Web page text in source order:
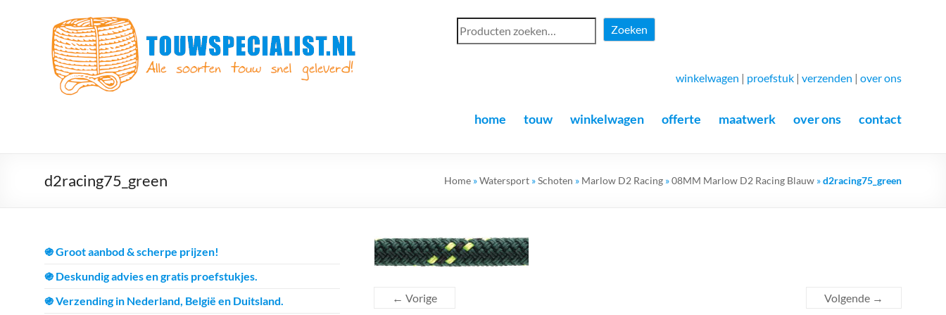
Touwspecialist.nl
Touwspecialist.nl,
het
adres
en
goed
Zoeken
winkelwagen | proefstuk | verzenden | over ons
home touw winkelwagen offerte maatwerk over ons contact
d2racing75_green Home »Watersport »Schoten » Marlow D2 Racing »08MM Marlow D2 Racing Blauw »d2racing75_green
← Vorige Volgende →
֍ Groot aanbod & scherpe prijzen!
֍ Deskundig advies en gratis proefstukjes.
֍ Verzending in Nederland, België en Duitsland.